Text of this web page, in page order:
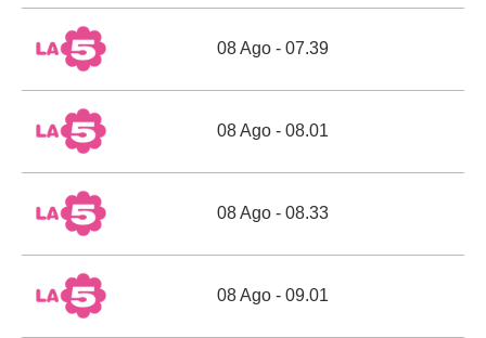
08 Ago - 07.39
08 Ago - 08.01
08 Ago - 08.33
08 Ago - 09.01